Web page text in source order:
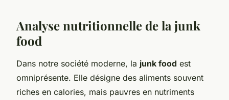
Analyse nutritionnelle de la junk
food
Dans notre société moderne, la junk food est
omniprésente. Elle désigne des aliments souvent
riches en calories, mais pauvres en nutriments